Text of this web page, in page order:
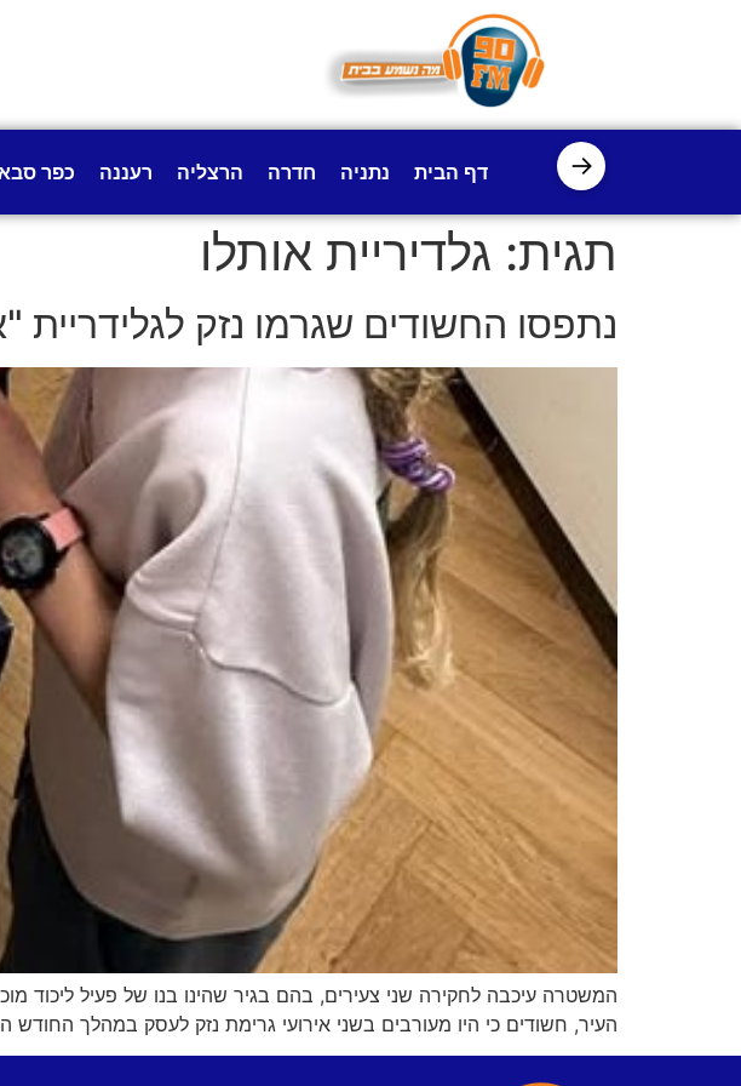
→ דף הבית נתניה חדרה הרצליה רעננה כפר
תגית: גלדיריית אותלו
נתפסו החשודים שגרמו נזק לגלידריית
העיר, חשודים כי היו מעורבים בשני אירועי גרימת נזק לעסק במהלך